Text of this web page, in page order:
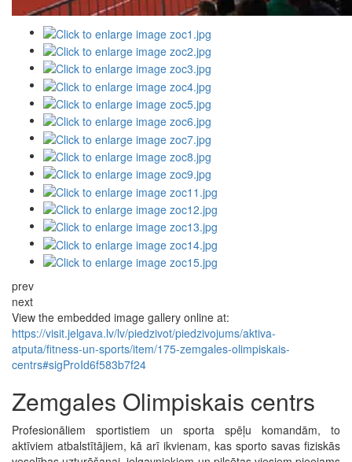
prev
next
View the embedded image gallery online at:
https://visit.jelgava.lv/lv/piedzivot/piedzivojums/aktiva-
atputa/fitness-un-sports/item/175-zemgales-olimpiskais-
centrs#sigProId6f583b7f24
Zemgales Olimpiskais centrs
Profesionāliem sportistiem un sporta spēļu komandām, to
aktīviem atbalstītājiem, kā arī ikvienam, kas sporto savas fiziskās